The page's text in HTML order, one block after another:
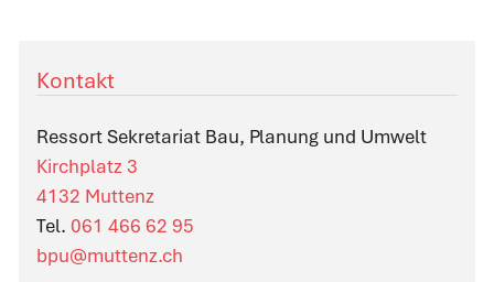
Kontakt
Ressort Sekretariat Bau, Planung und Umwelt
Kirchplatz 3
4132 Muttenz
Tel. 061 466 62 95
bpu@muttenz.ch